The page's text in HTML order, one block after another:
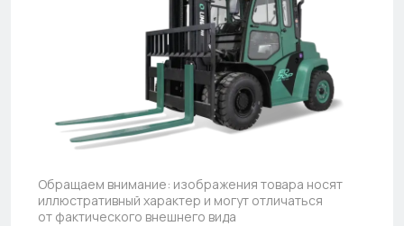
Обращаем внимание: изображения товара носят
иллюстративный характер и могут отличаться
от фактического внешнего вида